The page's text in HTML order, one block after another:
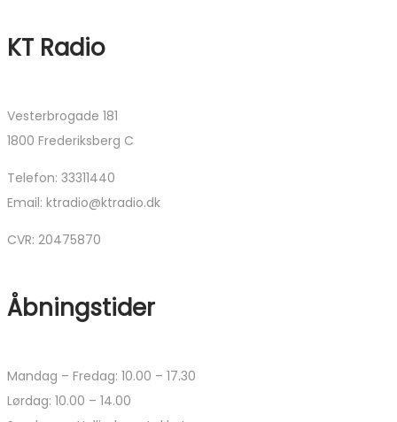
KT Radio
Vesterbrogade 181
1800 Frederiksberg C
Telefon: 33311440
Email: ktradio@ktradio.dk
CVR: 20475870
Åbningstider
Mandag – Fredag: 10.00 – 17.30
Lørdag: 10.00 – 14.00